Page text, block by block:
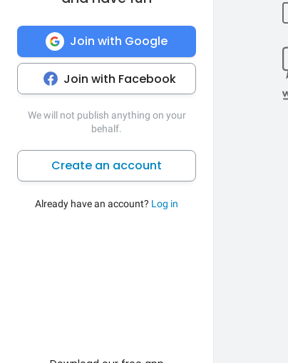
Join with Google
Join with Facebook
We will not publish anything on your
behalf.
Create an account
Already have an account? Log in